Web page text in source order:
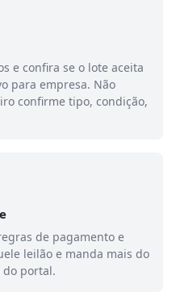
e confira se o lote aceita
para empresa. Não
confirme tipo, condição,
de pagamento e
leilão e manda mais do
portal.